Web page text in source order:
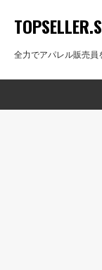
全力でアパレル販売員